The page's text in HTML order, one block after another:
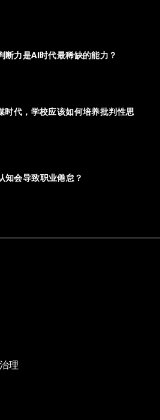
断力是AI时代最稀缺的能力？
时代，学校应该如何培养批判性思
知会导致职业倦怠？
理